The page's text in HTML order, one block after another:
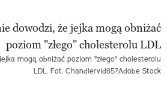
mogą obniżać poziom "złego" cholesterolu
LDL. Fot. Chandlervid85?Adobe Stock